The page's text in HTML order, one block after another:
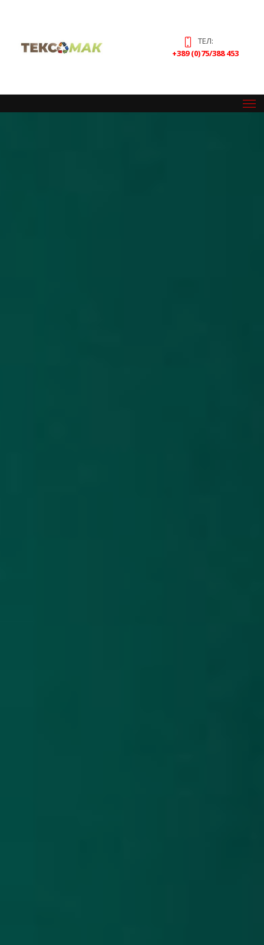
ТЕЛ:
+389 (0)75/388 453